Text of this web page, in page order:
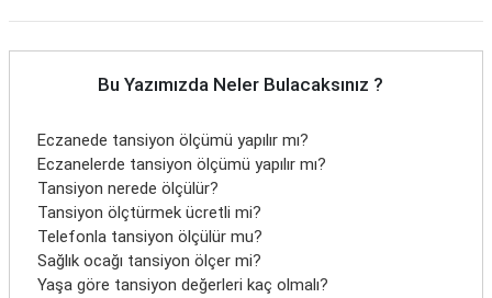
Bu Yazımızda Neler Bulacaksınız ?
Eczanede tansiyon ölçümü yapılır mı?
Eczanelerde tansiyon ölçümü yapılır mı?
Tansiyon nerede ölçülür?
Tansiyon ölçtürmek ücretli mi?
Telefonla tansiyon ölçülür mu?
Sağlık ocağı tansiyon ölçer mi?
Yaşa göre tansiyon değerleri kaç olmalı?